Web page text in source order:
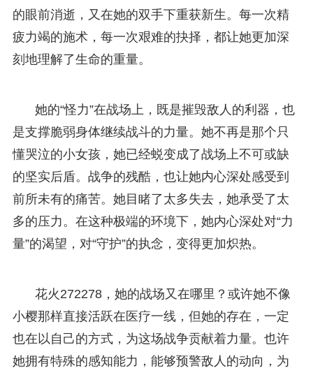
的眼前消逝，又在她的双手下重获新生。每一次精
疲力竭的施术，每一次艰难的抉择，都让她更加深
刻地理解了生命的重量。
她的“怪力”在战场上，既是摧毁敌人的利器，也
是支撑脆弱身体继续战斗的力量。她不再是那个只
懂哭泣的小女孩，她已经蜕变成了战场上不可或缺
的坚实后盾。战争的残酷，也让她内心深处感受到
前所未有的痛苦。她目睹了太多失去，她承受了太
多的压力。在这种极端的环境下，她内心深处对“力
量”的渴望，对“守护”的执念，变得更加炽热。
花火272278，她的战场又在哪里？或许她不像
小樱那样直接活跃在医疗一线，但她的存在，一定
也在以自己的方式，为这场战争贡献着力量。也许
她拥有特殊的感知能力，能够预警敌人的动向，为